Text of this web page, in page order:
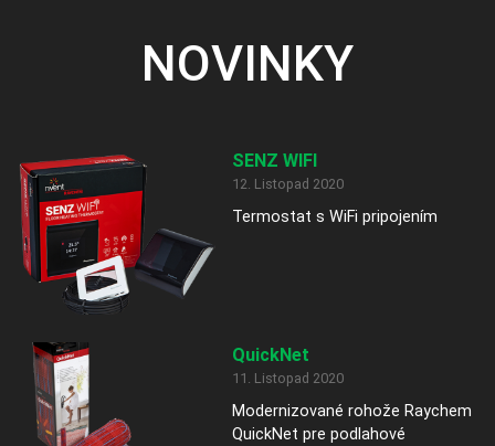
NOVINKY
SENZ WIFI
12. Listopad 2020
Termostat s WiFi pripojením
QuickNet
11. Listopad 2020
Modernizované rohože Raychem
QuickNet pre podlahové